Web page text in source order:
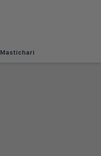
Mastichari